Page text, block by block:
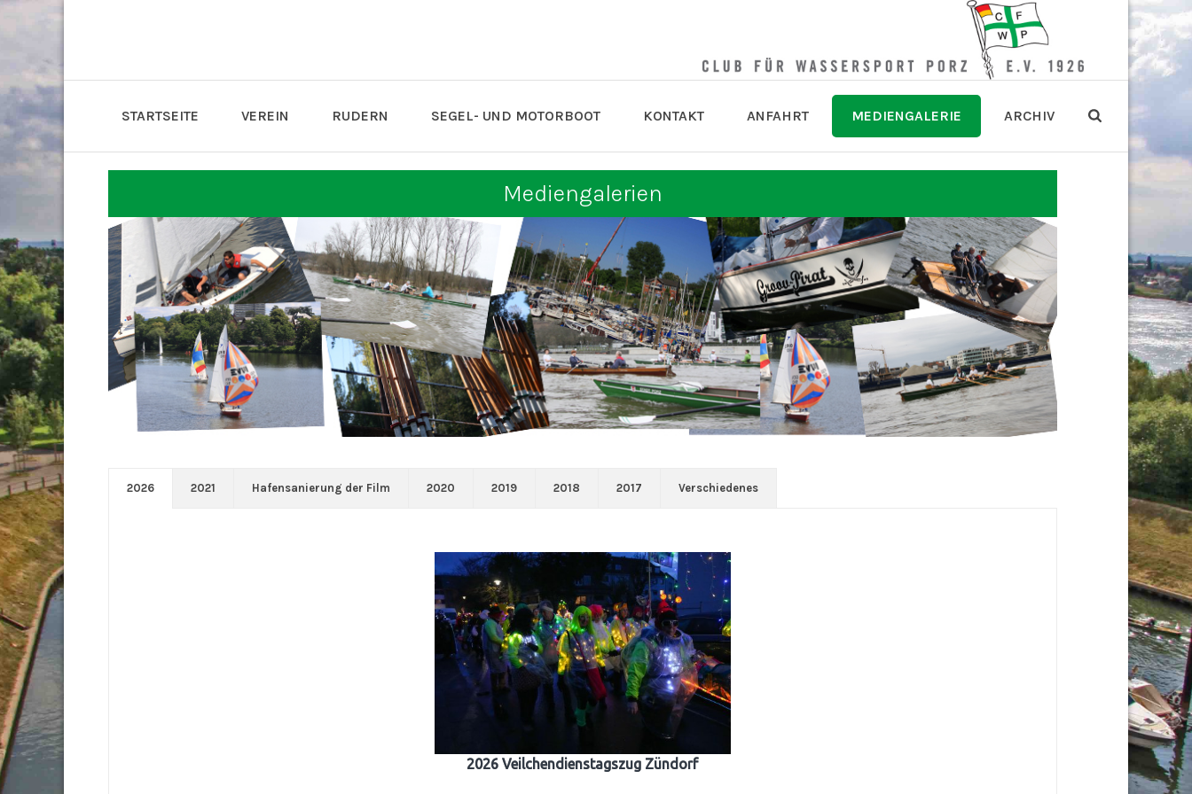
STARTSEITE VEREIN RUDERN SEGEL- UND MOTORBOOT KONTAKT ANFAHRT MEDIENGALERIE ARCHIV
Mediengalerien
2026 2021 Hafensanierung der Film 2020 2019 2018 2017 Verschiedenes
2026 Veilchendienstagszug Zündorf